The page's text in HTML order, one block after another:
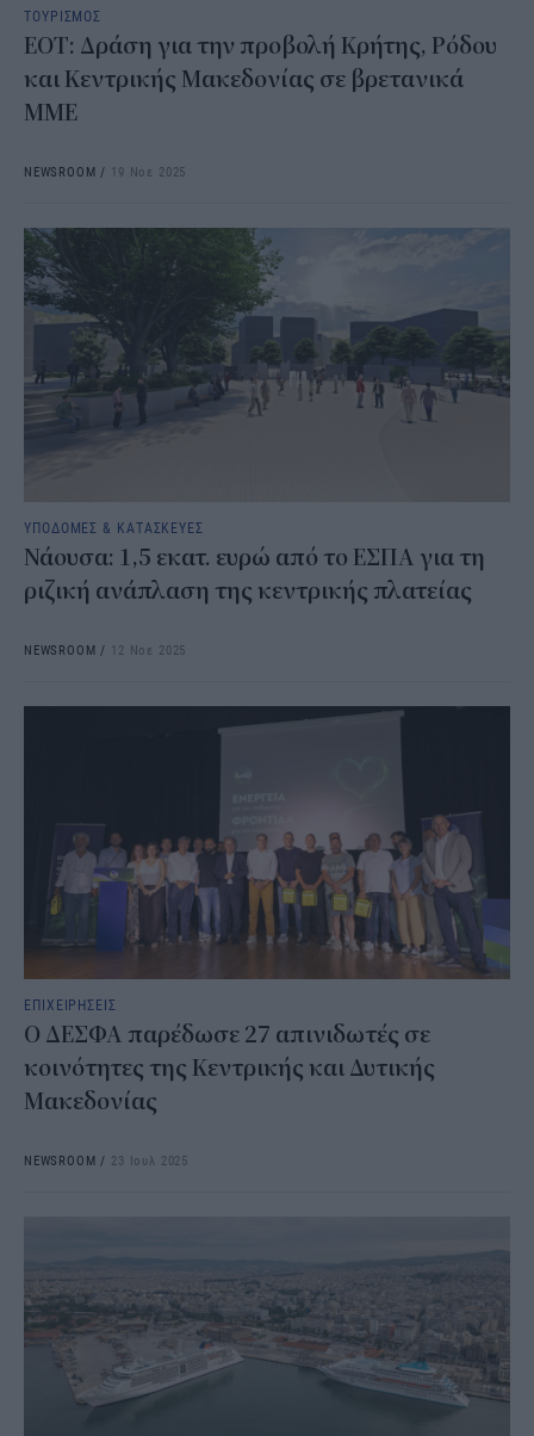
ΤΟΥΡΙΣΜΟΣ
ΕΟΤ: Δράση για την προβολή Κρήτης, Ρόδου
και Κεντρικής Μακεδονίας σε βρετανικά
ΜΜΕ
NEWSROOM / 19 Νοε 2025
ΥΠΟΔΟΜΕΣ & ΚΑΤΑΣΚΕΥΕΣ
Νάουσα: 1,5 εκατ. ευρώ από το ΕΣΠΑ για τη
ριζική ανάπλαση της κεντρικής πλατείας
NEWSROOM / 12 Νοε 2025
ΕΠΙΧΕΙΡΗΣΕΙΣ
Ο ΔΕΣΦΑ παρέδωσε 27 απινιδωτές σε
κοινότητες της Κεντρικής και Δυτικής
Μακεδονίας
NEWSROOM / 23 Ιουλ 2025